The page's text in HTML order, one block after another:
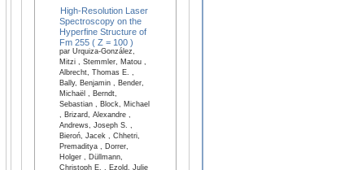
High-Resolution Laser
Spectroscopy on the
Hyperfine Structure of
Fm 255 ( Z = 100 )
par Urquiza-González,
Mitzi , Stemmler, Matou ,
Albrecht, Thomas E. ,
Bally, Benjamin , Bender,
Michaël , Berndt,
Sebastian , Block, Michael
, Brizard, Alexandre ,
Andrews, Joseph S. ,
Bieroń, Jacek , Chhetri,
Premaditya , Dorrer,
Holger , Düllmann,